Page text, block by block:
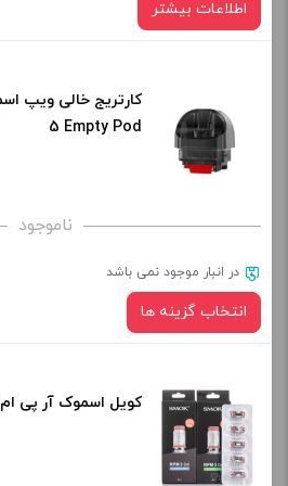
اطلاعات بیشتر
5 Empty Pod
ناموجود
در انبار موجود نمی باشد
انتخاب گزینه ها
نوع کویل :
کویل اسموک آر پی ام 3 | Smok RPM 3 Coil